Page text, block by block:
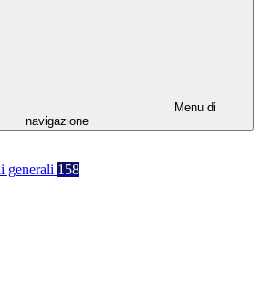
Menu di
navigazione
generali 158